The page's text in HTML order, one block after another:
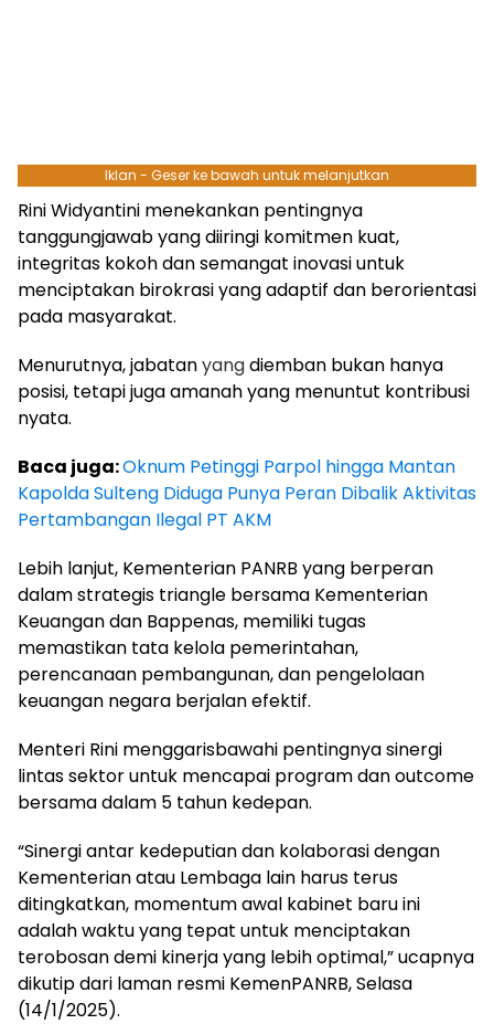
Iklan - Geser ke bawah untuk melanjutkan
Rini Widyantini menekankan pentingnya
tanggungjawab yang diiringi komitmen kuat,
integritas kokoh dan semangat inovasi untuk
menciptakan birokrasi yang adaptif dan berorientasi
pada masyarakat.
Menurutnya, jabatanyangdiemban bukan hanya
posisi, tetapi juga amanah yang menuntut kontribusi
nyata.
Baca juga:Oknum Petinggi Parpol hingga Mantan
Kapolda Sulteng Diduga Punya Peran Dibalik Aktivitas
Pertambangan Ilegal PT AKM
Lebih lanjut, Kementerian PANRB yang berperan
dalam strategis triangle bersama Kementerian
Keuangan dan Bappenas, memiliki tugas
memastikan tata kelola pemerintahan,
perencanaan pembangunan, dan pengelolaan
keuangan negara berjalan efektif.
Menteri Rini menggarisbawahi pentingnya sinergi
lintas sektor untuk mencapai program dan outcome
bersama dalam 5 tahun kedepan.
“Sinergi antar kedeputian dan kolaborasi dengan
Kementerian atau Lembaga lain harus terus
ditingkatkan, momentum awal kabinet baru ini
adalah waktu yang tepat untuk menciptakan
terobosan demi kinerja yang lebih optimal,” ucapnya
dikutip dari laman resmi KemenPANRB, Selasa
(14/1/2025).